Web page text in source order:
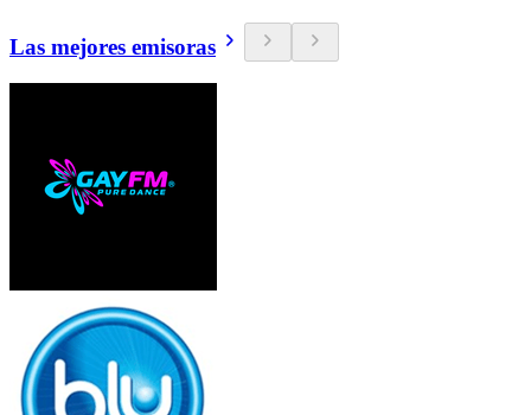
Las mejores emisoras